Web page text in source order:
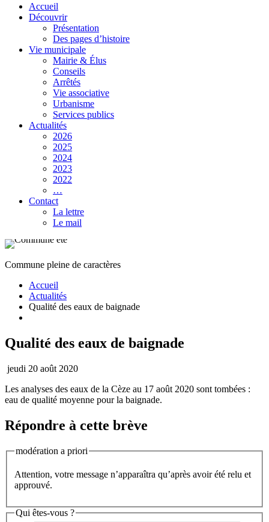
Accueil
Découvrir
Présentation
Des pages d’histoire
Vie municipale
Mairie & Élus
Conseils
Arrêtés
Vie associative
Urbanisme
Services publics
Actualités
2026
2025
2024
2023
2022
…
Contact
La lettre
Le mail
Commune pleine de caractères
Accueil
Actualités
Qualité des eaux de baignade
Qualité des eaux de baignade
jeudi 20 août 2020
Les analyses des eaux de la Cèze au 17 août 2020 sont tombées :
eau de qualité moyenne pour la baignade.
Répondre à cette brève
modération a priori
Attention, votre message n’apparaîtra qu’après avoir été relu et
approuvé.
Qui êtes-vous ?